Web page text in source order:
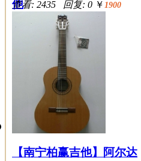
他
查看: 2435 回复: 0 ￥ 1900
【南宁柏赢吉他】阿尔达